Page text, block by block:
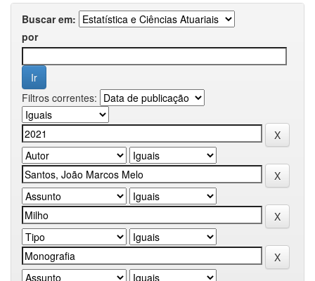
Buscar em:
por
Filtros correntes: